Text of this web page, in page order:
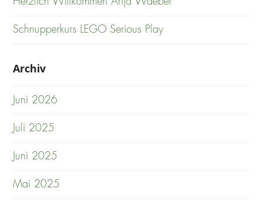
Schnupperkurs LEGO Serious Play
Archiv
Juni 2026
Juli 2025
Juni 2025
Mai 2025